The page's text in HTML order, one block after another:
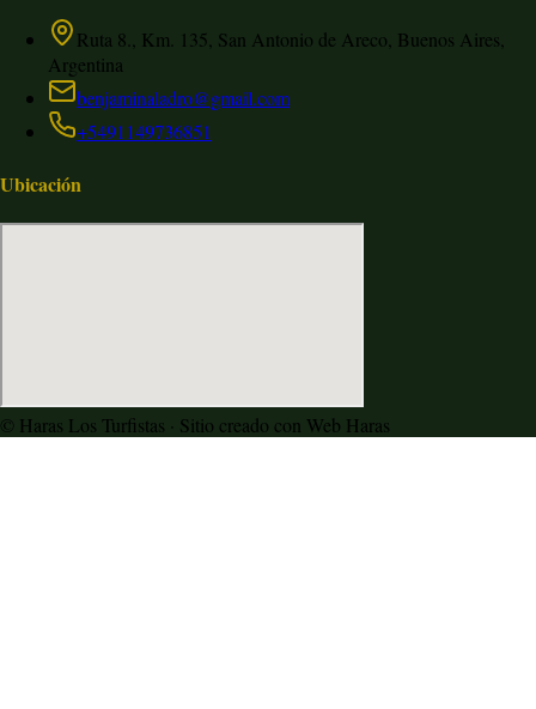
Ruta 8., Km. 135, San Antonio de Areco, Buenos Aires,
Argentina
benjaminaladro@gmail.com
+5491149736851
Ubicación
© Haras Los Turfistas · Sitio creado con Web Haras